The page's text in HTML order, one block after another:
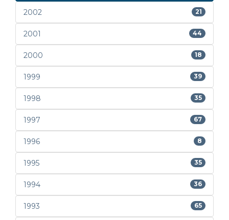
2002 21
2001 44
2000 18
1999 39
1998 35
1997 67
1996 8
1995 35
1994 36
1993 65